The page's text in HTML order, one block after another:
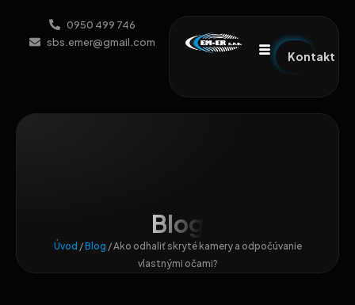
0950 499 746
sbs.emer@gmail.com
Kontakt
Blog
Úvod /Blog /Ako odhaliť skryté kamery a odpočúvanie
vlastnými očami?